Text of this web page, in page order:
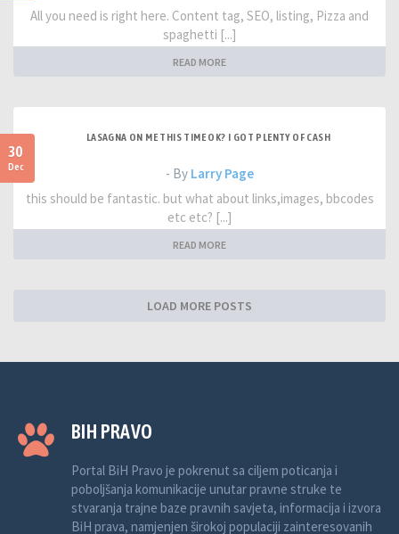
All you need is right here. Content tag, SEO, listing, Pizza and
spaghetti [...]
READ MORE
30
Dec
LASAGNA ON ME THIS TIME OK? I GOT PLENTY OF CASH
- By Larry Page
this should be fantastic. but what about links,images, bbcodes
etc etc? [...]
READ MORE
LOAD MORE POSTS
BIH PRAVO
Portal BiH Pravo je pokrenut sa ciljem poticanja i
poboljšanja komunikacije unutar pravne struke te
stvaranja trajne baze pravnih savjeta, informacija i izvora
BiH prava, namjenjen širokoj populaciji zainteresovanih